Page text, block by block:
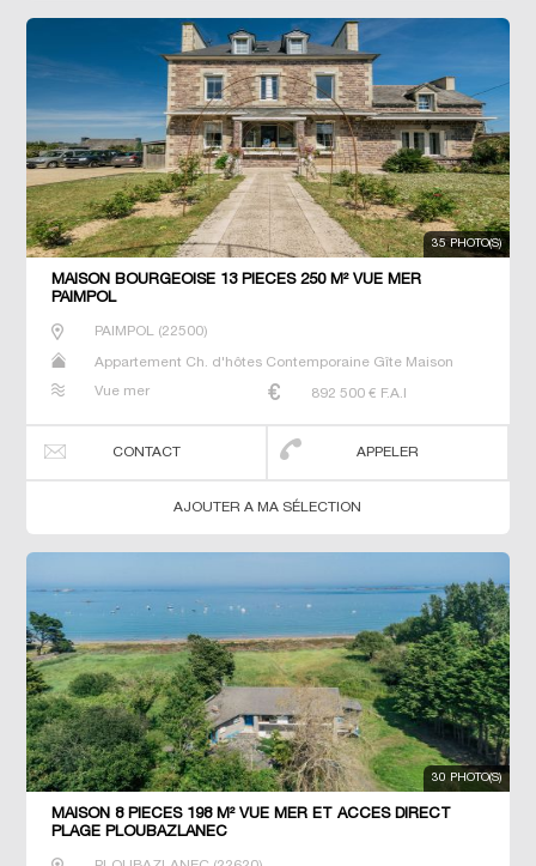
35 PHOTO(S)
MAISON BOURGEOISE 13 PIECES 250 M² VUE MER
PAIMPOL
PAIMPOL (22500)
Appartement Ch. d'hôtes Contemporaine Gîte Maison
Vue mer
892 500 € F.A.I
CONTACT APPELER
AJOUTER A MA SÉLECTION
30 PHOTO(S)
MAISON 8 PIECES 198 M² VUE MER ET ACCES DIRECT
PLAGE PLOUBAZLANEC